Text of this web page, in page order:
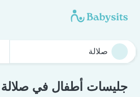
جليسات أطفال في صلالة